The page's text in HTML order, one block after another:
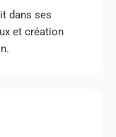
dans ses
et création